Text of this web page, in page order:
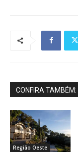
CONFIRA TAMBÉM:
Região Oeste